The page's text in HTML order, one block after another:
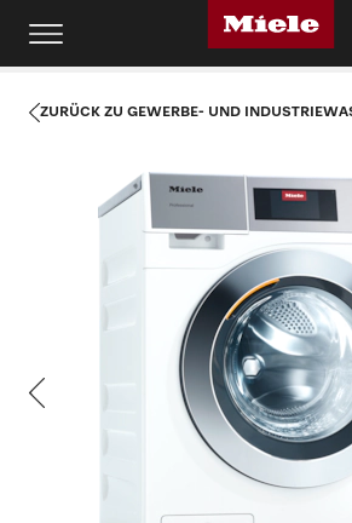
ZURÜCK ZU GEWERBE- UND